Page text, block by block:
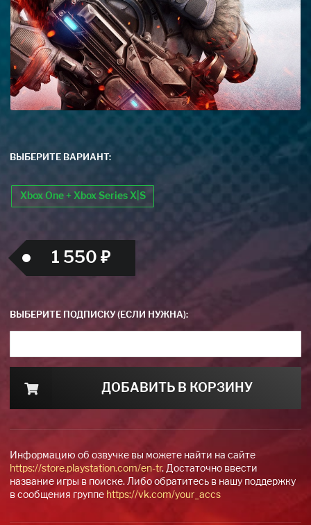
ВЫБЕРИТЕ ВАРИАНТ:
Xbox One + Xbox Series X|S
1 550 ₽
ВЫБЕРИТЕ ПОДПИСКУ (ЕСЛИ НУЖНА):
ДОБАВИТЬ В КОРЗИНУ
Информацию об озвучке вы можете найти на сайте
https://store.playstation.com/en-tr. Достаточно ввести
название игры в поиске. Либо обратитесь в нашу поддержку
в сообщения группе https://vk.com/your_accs